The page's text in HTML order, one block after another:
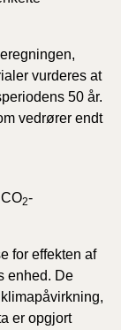
vurderes at
50 år.
vedrører endt
2-
for effekten af
enhed. De
er opgjort